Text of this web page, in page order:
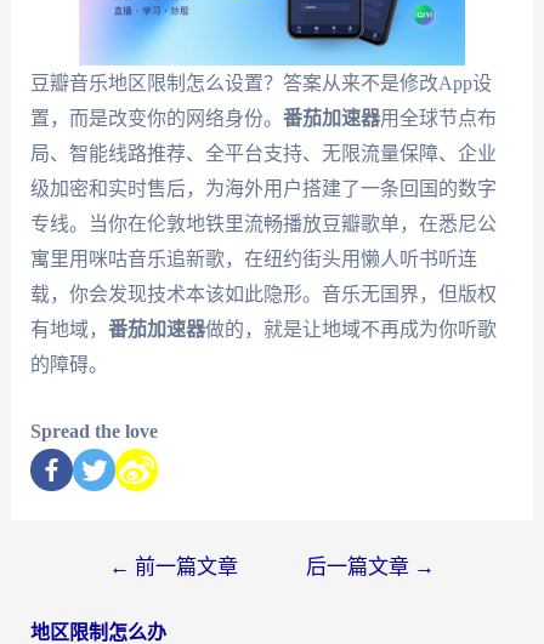
豆瓣音乐地区限制怎么设置？答案从来不是修改App设
置，而是改变你的网络身份。 番茄加速器用全球节点布
局、智能线路推荐、全平台支持、无限流量保障、企业
级加密和实时售后，为海外用户搭建了一条回国的数字
专线。当你在伦敦地铁里流畅播放豆瓣歌单，在悉尼公
寓里用咪咕音乐追新歌，在纽约街头用懒人听书听连
载，你会发现技术本该如此隐形。音乐无国界，但版权
有地域， 番茄加速器做的，就是让地域不再成为你听歌
的障碍。
Spread the love
← 前一篇文章 后一篇文章 →
地区限制怎么办